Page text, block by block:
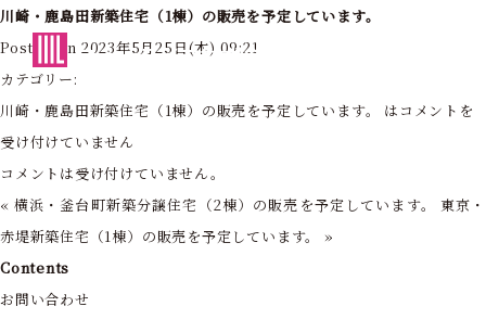
フォーライフ株式会社
川崎・鹿島田新築住宅（1棟）の販売を予定しています。
Posted on 2023年5月25日(木) 09:21
カテゴリー:
川崎・鹿島田新築住宅（1棟）の販売を予定しています。 は コメントを
受け付けていません
コメントは受け付けていません。
« 横浜・釜台町新築分譲住宅（2棟）の販売を予定しています。
東京・
赤堤新築住宅（1棟）の販売を予定しています。
»
Contents
お問い合わせ